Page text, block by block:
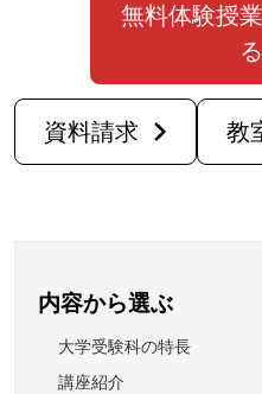
無料体験授
る
資料請求 教
内容から選ぶ
大学受験科の特長
講座紹介